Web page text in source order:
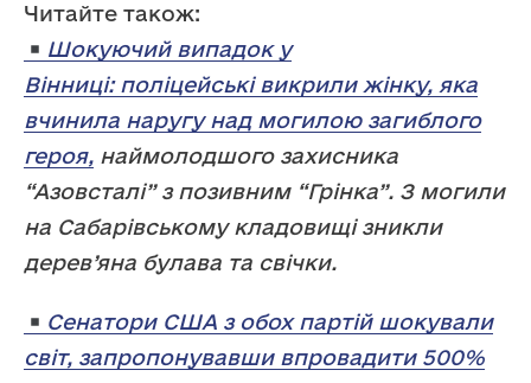
Читайте також:
Шокуючий випадок у
Вінниці: поліцейські викрили жінку, яка
вчинила наругу над могилою загиблого
героя, наймолодшого захисника
“Азовсталі” з позивним “Грінка”. З могили
на Сабарівському кладовищі зникли
дерев’яна булава та свічки.
Сенатори США з обох партій шокували
світ, запропонувавши впровадити 500%